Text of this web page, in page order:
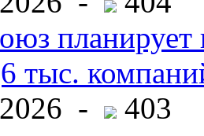
планирует
тыс.
-
403